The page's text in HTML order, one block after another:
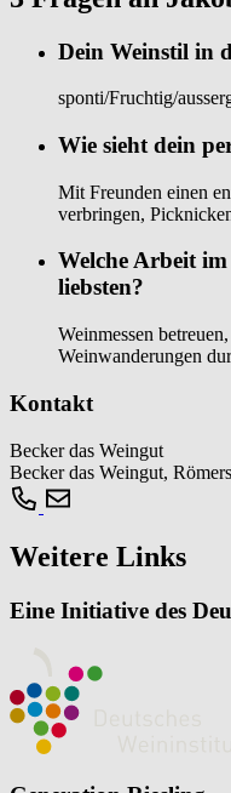
Dein Weinstil in
sponti/Fruchtig/
Wie sieht dein
Mit Freunden einen
verbringen,
Welche Arbeit
liebsten?
Weinmessen
Weinwanderungen
Kontakt
Becker das Weingut
Becker das Weingut,
Weitere Links
Eine Initiative des